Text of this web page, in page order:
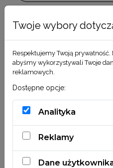
Twoje wybory
Respektujemy Twoją prywatność.
abyśmy wykorzystywali Twoje
reklamowych.
Dostępne opcje:
Analityka
Reklamy
Dane